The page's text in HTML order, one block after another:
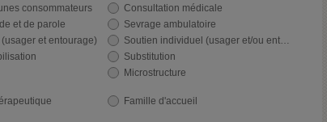
consommateurs
Consultation médicale
et de parole
Sevrage ambulatoire
et entourage)
Soutien individuel (usager et/ou entourage)
Substitution
Microstructure
Famille d'accueil